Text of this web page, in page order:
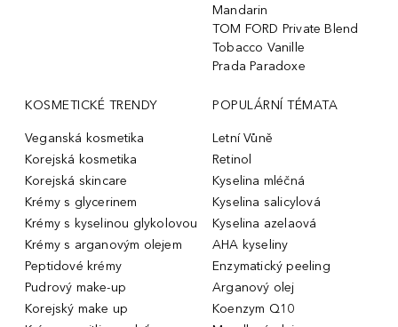
Mandarin
TOM FORD Private Blend
Tobacco Vanille
Prada Paradoxe
KOSMETICKÉ TRENDY
Veganská kosmetika
Korejská kosmetika
Korejská skincare
Krémy s glycerinem
Krémy s kyselinou glykolovou
Krémy s arganovým olejem
Peptidové krémy
Pudrový make-up
Korejský make up
POPULÁRNÍ TÉMATA
Letní Vůně
Retinol
Kyselina mléčná
Kyselina salicylová
Kyselina azelaová
AHA kyseliny
Enzymatický peeling
Arganový olej
Koenzym Q10